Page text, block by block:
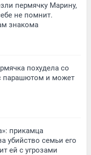
пермячку Марину,
не помнит.
знакома
похудела со
парашютом и может
прикамца
убийство семьи его
ей с угрозами